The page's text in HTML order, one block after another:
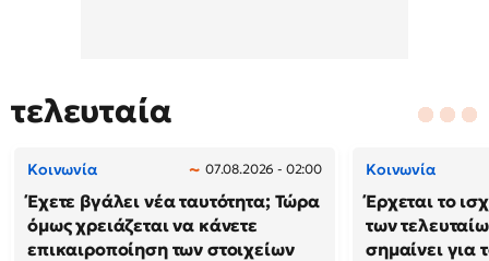
τελευταία
Κοινωνία 07.08.2026 - 02:00
Έχετε βγάλει νέα ταυτότητα; Τώρα
όμως χρειάζεται να κάνετε
επικαιροποίηση των στοιχείων
Κοινωνία
Έρχεται το
των
σημαίνει για